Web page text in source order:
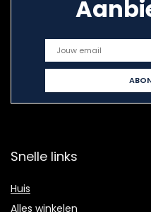
Snelle links
Huis
Alles winkelen